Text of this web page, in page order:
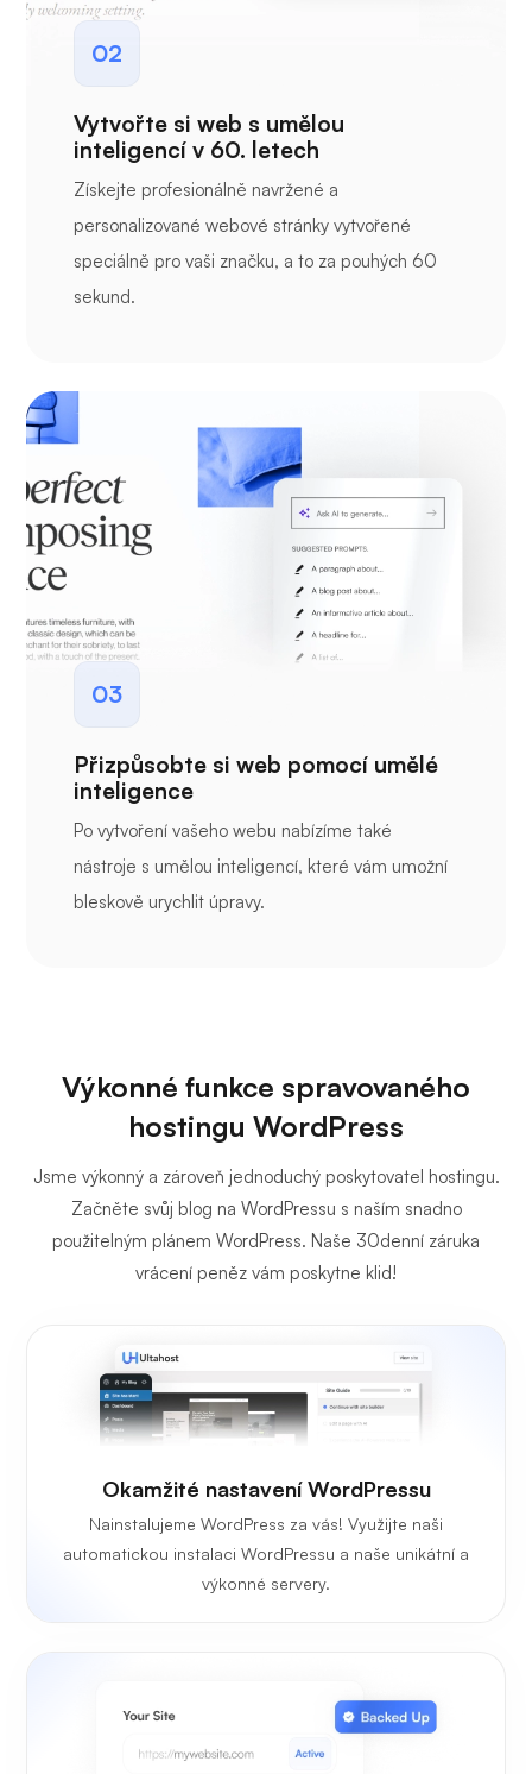
02
Vytvořte si web s umělou
inteligencí v 60. letech
Získejte profesionálně navržené a
personalizované webové stránky vytvořené
speciálně pro vaši značku, a to za pouhých 60
sekund.
03
Přizpůsobte si web pomocí umělé
inteligence
Po vytvoření vašeho webu nabízíme také
nástroje s umělou inteligencí, které vám umožní
bleskově urychlit úpravy.
Výkonné funkce spravovaného
hostingu WordPress
Jsme výkonný a zároveň jednoduchý poskytovatel hostingu.
Začněte svůj blog na WordPressu s naším snadno
použitelným plánem WordPress. Naše 30denní záruka
vrácení peněz vám poskytne klid!
Okamžité nastavení WordPressu
Nainstalujeme WordPress za vás! Využijte naši
automatickou instalaci WordPressu a naše unikátní a
výkonné servery.